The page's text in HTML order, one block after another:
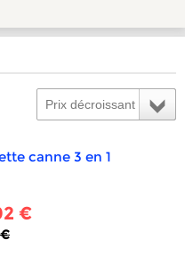
Prix décroissant
canne 3 en 1
€